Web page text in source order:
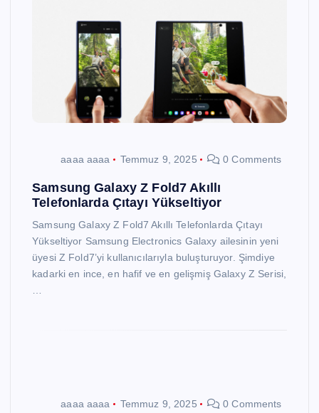
aaaa aaaa Temmuz 9, 2025 0 Comments
Samsung Galaxy Z Fold7 Akıllı
Telefonlarda Çıtayı Yükseltiyor
Samsung Galaxy Z Fold7 Akıllı Telefonlarda Çıtayı
Yükseltiyor Samsung Electronics Galaxy ailesinin yeni
üyesi Z Fold7’yi kullanıcılarıyla buluşturuyor. Şimdiye
kadarki en ince, en hafif ve en gelişmiş Galaxy Z Serisi,
aaaa aaaa Temmuz 9, 2025 0 Comments